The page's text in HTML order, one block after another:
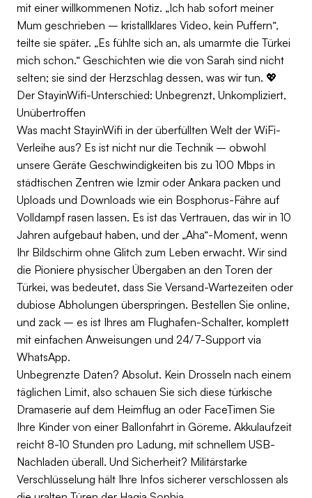
mit einer willkommenen Notiz. „Ich hab sofort meiner
Mum geschrieben – kristallklares Video, kein Puffern“,
teilte sie später. „Es fühlte sich an, als umarmte die Türkei
mich schon.“ Geschichten wie die von Sarah sind nicht
selten; sie sind der Herzschlag dessen, was wir tun. 💖
Der StayinWifi-Unterschied: Unbegrenzt, Unkompliziert,
Unübertroffen
Was macht StayinWifi in der überfüllten Welt der WiFi-
Verleihe aus? Es ist nicht nur die Technik – obwohl
unsere Geräte Geschwindigkeiten bis zu 100 Mbps in
städtischen Zentren wie Izmir oder Ankara packen und
Uploads und Downloads wie ein Bosphorus-Fähre auf
Volldampf rasen lassen. Es ist das Vertrauen, das wir in 10
Jahren aufgebaut haben, und der „Aha“-Moment, wenn
Ihr Bildschirm ohne Glitch zum Leben erwacht. Wir sind
die Pioniere physischer Übergaben an den Toren der
Türkei, was bedeutet, dass Sie Versand-Wartezeiten oder
dubiose Abholungen überspringen. Bestellen Sie online,
und zack – es ist Ihres am Flughafen-Schalter, komplett
mit einfachen Anweisungen und 24/7-Support via
WhatsApp.
Unbegrenzte Daten? Absolut. Kein Drosseln nach einem
täglichen Limit, also schauen Sie sich diese türkische
Dramaserie auf dem Heimflug an oder FaceTimen Sie
Ihre Kinder von einer Ballonfahrt in Göreme. Akkulaufzeit
reicht 8-10 Stunden pro Ladung, mit schnellem USB-
Nachladen überall. Und Sicherheit? Militärstarke
Verschlüsselung hält Ihre Infos sicherer verschlossen als